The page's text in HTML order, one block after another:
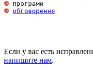
обговорення
Если у вас есть
напишите нам.